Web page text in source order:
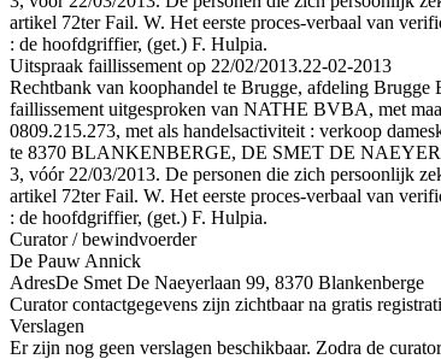
artikel 72ter Fail. W. Het eerste proces-verbaal van
: de hoofdgriffier, (get.) F. Hulpia.
Uitspraak faillissement op 22/02/2013.22-02-2013
Rechtbank van koophandel te Brugge, afdeling
faillissement uitgesproken van NATHE BVBA, met
0809.215.273, met als handelsactiviteit : verkoop
te 8370 BLANKENBERGE, DE SMET DE
3, vóór 22/03/2013. De personen die zich persoonlijk
artikel 72ter Fail. W. Het eerste proces-verbaal van
: de hoofdgriffier, (get.) F. Hulpia.
Curator / bewindvoerder
De Pauw Annick
AdresDe Smet De Naeyerlaan 99, 8370 Blankenberge
Curator contactgegevens zijn zichtbaar na gratis
Verslagen
Er zijn nog geen verslagen beschikbaar. Zodra de